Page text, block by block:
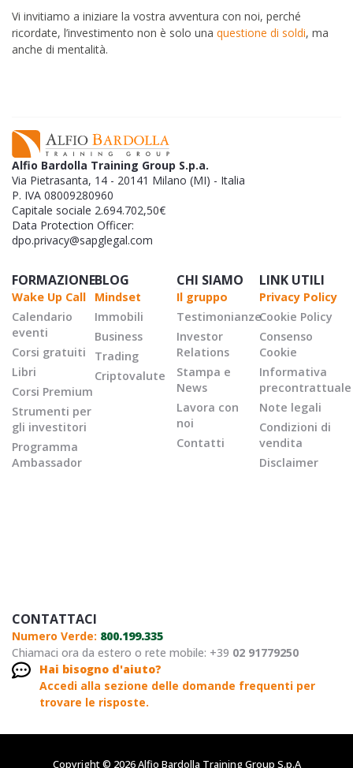
Vi invitiamo a iniziare la vostra avventura con noi, perché
ricordate, l’investimento non è solo una questione di soldi, ma
anche di mentalità.
Alfio Bardolla Training Group S.p.a.
Via Pietrasanta, 14 - 20141 Milano (MI) - Italia
P. IVA 08009280960
Capitale sociale 2.694.702,50€
Data Protection Officer:
dpo.privacy@sapglegal.com
FORMAZIONE
Wake Up Call
Calendario
eventi
Corsi gratuiti
Libri
Corsi Premium
Strumenti per
gli investitori
Programma
Ambassador
BLOG
Mindset
Immobili
Business
Trading
Criptovalute
CHI SIAMO
Il gruppo
Testimonianze
Investor
Relations
Stampa e
News
Lavora con
noi
Contatti
LINK UTILI
Privacy Policy
Cookie Policy
Consenso
Cookie
Informativa
precontrattuale
Note legali
Condizioni di
vendita
Disclaimer
CONTATTACI
Numero Verde: 800.199.335
Chiamaci ora da estero o rete mobile: +39 02 91779250
Hai bisogno d'aiuto?
Accedi alla sezione delle domande frequenti per
trovare le risposte.
Copyright © 2026 Alfio Bardolla Training Group S.p.A